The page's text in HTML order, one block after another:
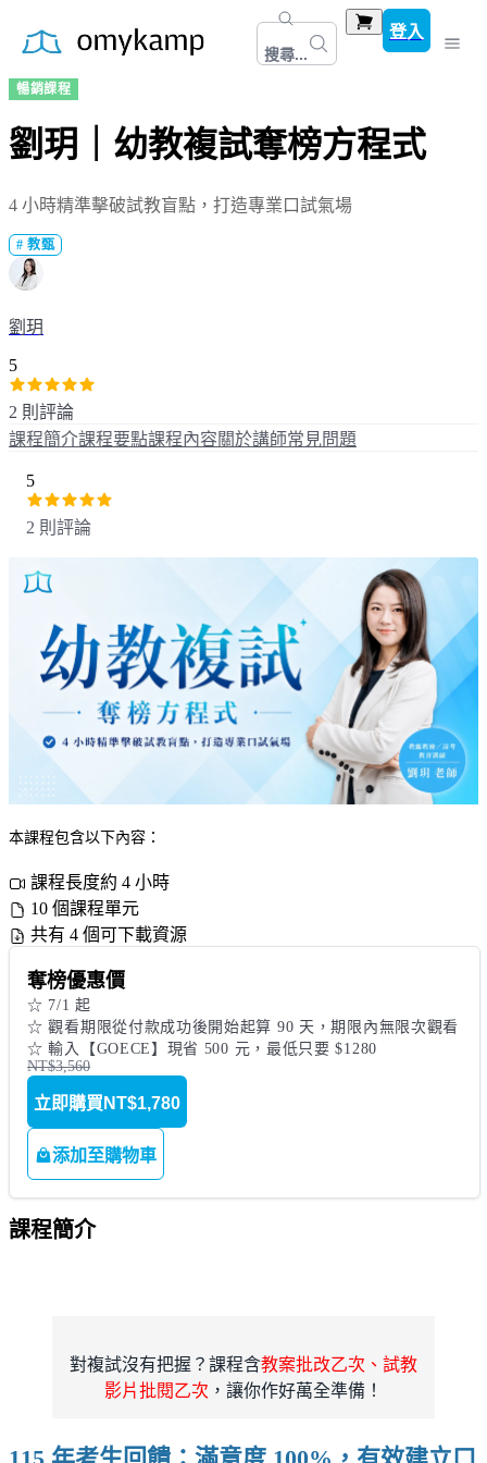
搜尋...
登入
暢銷課程
劉玥｜幼教複試奪榜方程式
4 小時精準擊破試教盲點，打造專業口試氣場
#教甄
劉玥
5
2 則評論
課程簡介課程要點課程內容關於講師常見問題
5
2 則評論
本課程包含以下內容：
課程長度約 4 小時
10 個課程單元
共有 4 個可下載資源
奪榜優惠價
☆ 7/1 起
☆ 觀看期限從付款成功後開始起算 90 天，期限內無限次觀看
☆ 輸入【GOECE】現省 500 元，最低只要 $1280
NT$3,560
立即購買 NT$1,780
添加至購物車
課程簡介
對複試沒有把握？課程含教案批改乙次、試教
影片批閱乙次 ，讓你作好萬全準備！